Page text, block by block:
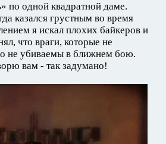
по одной квадратной даме.
казался грустным во время
я искал плохих байкеров и
что враги, которые не
не убиваемы в ближнем бою.
вам - так задумано!